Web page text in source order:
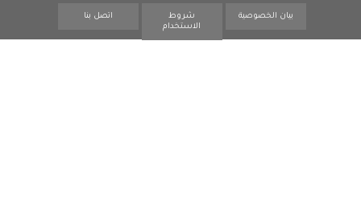
بيان الخصوصية
شروط
الاستخدام
اتصل بنا